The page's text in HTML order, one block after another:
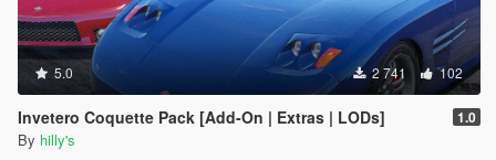
5.0 2 741 102
Invetero Coquette Pack [Add-On | Extras | LODs] 1.0
By hilly's